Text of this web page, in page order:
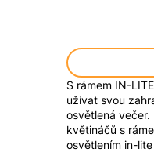
S rámem IN-
užívat svou
osvětlená večer.
květináčů s
osvětlením in-